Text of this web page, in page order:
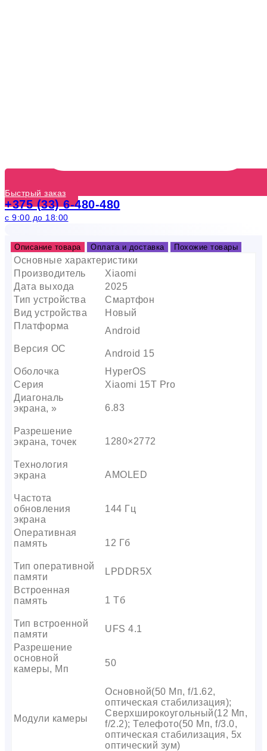
Быстрый заказ
+375 (33) 6-480-480
с 9:00 до 18:00
Описание товара Оплата и доставка Похожие товары
Основные характеристики
Производитель
Xiaomi
Дата выхода
2025
Тип устройства
Смартфон
Вид устройства
Новый
Платформа
Android
Версия ОС
Android 15
Оболочка
HyperOS
Серия
Xiaomi 15T Pro
Диагональ
экрана, »
6.83
Разрешение
экрана, точек
1280×2772
Технология
экрана
AMOLED
Частота
обновления
экрана
144 Гц
Оперативная
память
12 Гб
Тип оперативной
памяти
LPDDR5X
Встроенная
память
1 Тб
Тип встроенной
памяти
UFS 4.1
Разрешение
основной
камеры, Мп
50
Модули камеры
Основной(50 Мп, f/1.62,
оптическая стабилизация);
Сверхширокоугольный(12 Мп,
f/2.2); Телефото(50 Мп, f/3.0,
оптическая стабилизация, 5x
оптический зум)